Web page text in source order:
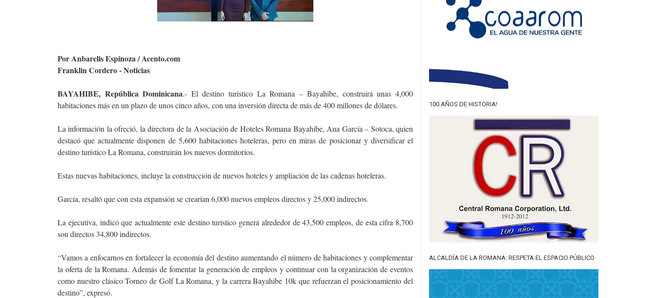
Por Anbarelis Espinoza / Acento.com
Franklin Cordero - Noticias
BAYAHIBE, República Dominicana.- El destino turístico La Romana – Bayahibe, construirá unas 4,000
habitaciones más en un plazo de unos cinco años, con una inversión directa de más de 400 millones de dólares.
La información la ofreció, la directora de la Asociación de Hoteles Romana Bayahibe, Ana García – Sotoca, quien
destacó que actualmente disponen de 5,600 habitaciones hoteleras, pero en miras de posicionar y diversificar el
destino turístico La Romana, construirán los nuevos dormitorios.
Estas nuevas habitaciones, incluye la construcción de nuevos hoteles y ampliación de las cadenas hoteleras.
García, resaltó que con esta expansión se crearían 6,000 nuevos empleos directos y 25,000 indirectos.
La ejecutiva, indicó que actualmente este destino turístico generá alrededor de 43,500 empleos, de esta cifra 8,700
son directos 34,800 indirectos.
“Vamos a enfocarnos en fortalecer la economía del destino aumentando el número de habitaciones y complementar
la oferta de la Romana. Además de fomentar la generación de empleos y continuar con la organización de eventos
como nuestro clásico Torneo de Golf La Romana, y la carrera Bayahibe 10k que refuerzan el posicionamiento del
destino”, expresó.
100 AÑOS DE HISTORIA!
ALCALDÍA DE LA ROMANA: RESPETA EL ESPACIO PÚBLICO